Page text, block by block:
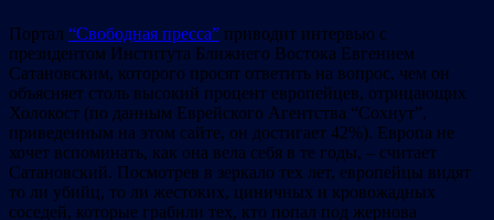
Портал “Свободная пресса” приводит интервью с
президентом Института Ближнего Востока Евгением
Сатановским, которого просят ответить на вопрос, чем он
объясняет столь высокий процент европейцев, отрицающих
Холокост (по данным Еврейского Агентства “Сохнут”,
приведенным на этом сайте, он достигает 42%). Европа не
хочет вспоминать, как она вела себя в те годы, – считает
Сатановский. Посмотрев в зеркало тех лет, европейцы видят
то ли убийц, то ли жестоких, циничных и кровожадных
соседей, которые грабили тех, кто попал под жернова